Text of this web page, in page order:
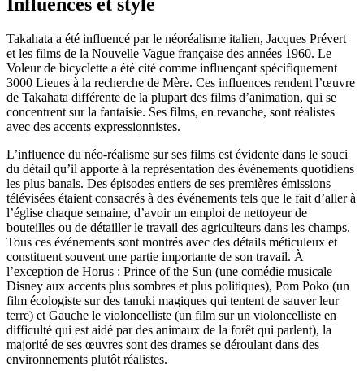
Takahata a été influencé par le néoréalisme italien, Jacques Prévert
et les films de la Nouvelle Vague française des années 1960. Le
Voleur de bicyclette a été cité comme influençant spécifiquement
3000 Lieues à la recherche de Mère. Ces influences rendent l’œuvre
de Takahata différente de la plupart des films d’animation, qui se
concentrent sur la fantaisie. Ses films, en revanche, sont réalistes
avec des accents expressionnistes.
L’influence du néo-réalisme sur ses films est évidente dans le souci
du détail qu’il apporte à la représentation des événements quotidiens
les plus banals. Des épisodes entiers de ses premières émissions
télévisées étaient consacrés à des événements tels que le fait d’aller à
l’église chaque semaine, d’avoir un emploi de nettoyeur de
bouteilles ou de détailler le travail des agriculteurs dans les champs.
Tous ces événements sont montrés avec des détails méticuleux et
constituent souvent une partie importante de son travail. À
l’exception de Horus : Prince of the Sun (une comédie musicale
Disney aux accents plus sombres et plus politiques), Pom Poko (un
film écologiste sur des tanuki magiques qui tentent de sauver leur
terre) et Gauche le violoncelliste (un film sur un violoncelliste en
difficulté qui est aidé par des animaux de la forêt qui parlent), la
majorité de ses œuvres sont des drames se déroulant dans des
environnements plutôt réalistes.